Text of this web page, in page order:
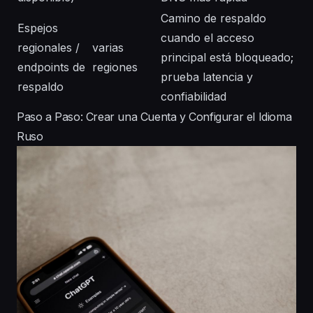
Espejos
regionales /
endpoints de
respaldo
varias
regiones
Camino de respaldo
cuando el acceso
principal está bloqueado;
prueba latencia y
confiabilidad
Paso a Paso: Crear una Cuenta y Configurar el Idioma
Ruso